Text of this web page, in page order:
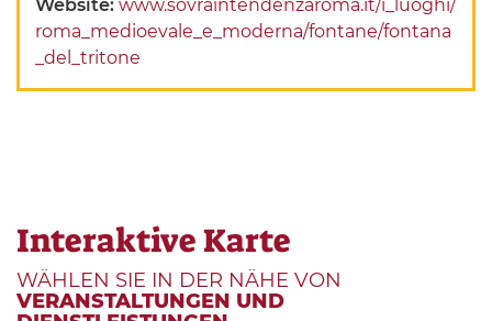
Website:www.sovraintendenzaroma.it/i_luoghi/
roma_medioevale_e_moderna/fontane/fontana
_del_tritone
Interaktive Karte
WÄHLEN SIE IN DER NÄHE VON
VERANSTALTUNGEN UND